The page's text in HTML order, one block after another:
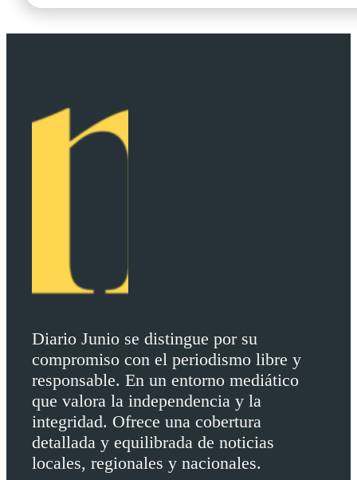
Diario Junio se distingue por su
compromiso con el periodismo libre y
responsable. En un entorno mediático
que valora la independencia y la
integridad. Ofrece una cobertura
detallada y equilibrada de noticias
locales, regionales y nacionales.